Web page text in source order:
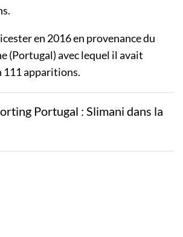
en 2016 en provenance du
(Portugal) avec lequel il avait
111 apparitions.
Portugal : Slimani dans la